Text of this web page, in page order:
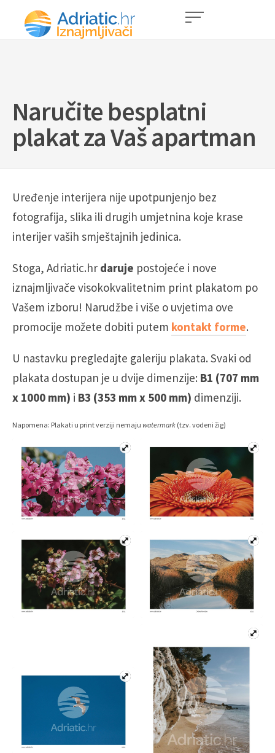
Naručite besplatni
plakat za Vaš apartman
Uređenje interijera nije upotpunjenjo bez
fotografija, slika ili drugih umjetnina koje krase
interijer vaših smještajnih jedinica.
Stoga, Adriatic.hr daruje postojeće i nove
iznajmljivače visokokvalitetnim print plakatom po
Vašem izboru! Narudžbe i više o uvjetima ove
promocije možete dobiti putem kontakt forme.
U nastavku pregledajte galeriju plakata. Svaki od
plakata dostupan je u dvije dimenzije: B1 (707 mm
x 1000 mm) i B3 (353 mm x 500 mm) dimenziji.
Napomena: Plakati u print verziji nemaju watermark (tzv. vodeni žig)